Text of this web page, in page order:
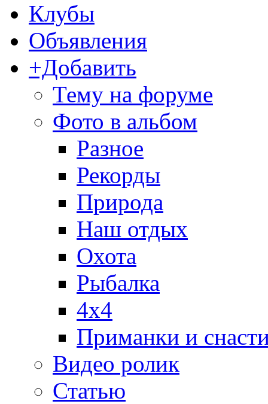
Клубы
Объявления
+Добавить
Тему на форуме
Фото в альбом
Разное
Рекорды
Природа
Наш отдых
Охота
Рыбалка
4х4
Приманки и
Видео ролик
Статью